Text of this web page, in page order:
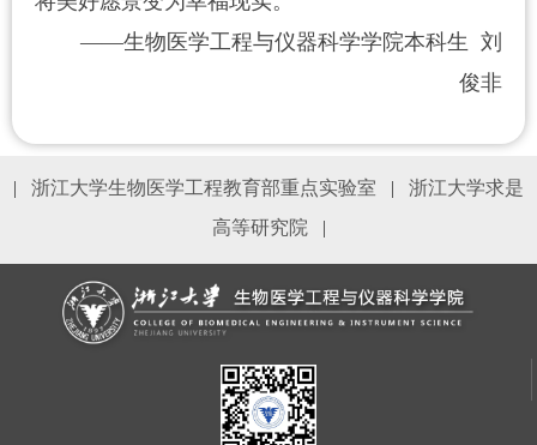
——生物医学工程与仪器科学学院本科生 刘
俊非
| 浙江大学生物医学工程教育部重点实验室 |
浙江大学求是
高等研究院
|